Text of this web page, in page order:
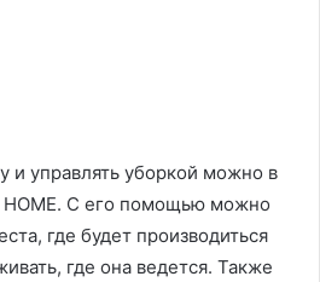
и управлять уборкой можно в
HOME. С его помощью можно
где будет производиться
где она ведется. Также